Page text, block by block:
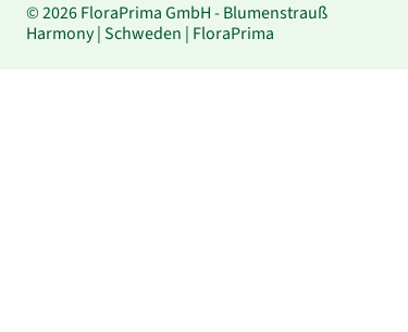
© 2026 FloraPrima GmbH - Blumenstrauß
Harmony | Schweden | FloraPrima